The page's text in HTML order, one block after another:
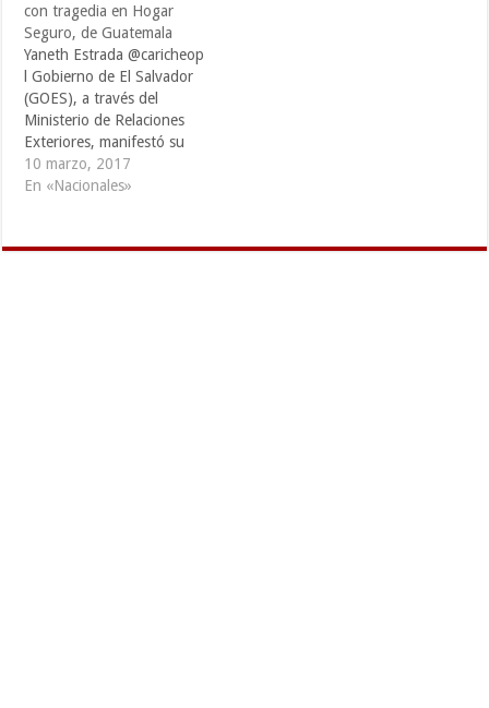
con tragedia en Hogar
Seguro, de Guatemala
Yaneth Estrada @caricheop
l Gobierno de El Salvador
(GOES), a través del
Ministerio de Relaciones
Exteriores, manifestó su
solidaridad al pueblo y al
Gobierno de la hermana
durante el incendio en el
10 marzo, 2017
En «Nacionales»